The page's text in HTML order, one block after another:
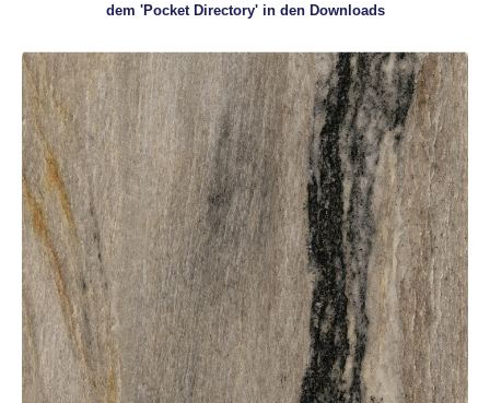
dem 'Pocket Directory' in den Downloads